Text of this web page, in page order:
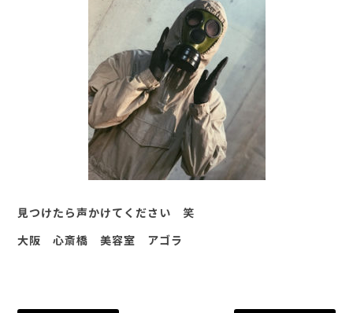
見つけたら声かけてください 笑
大阪 心斎橋 美容室 アゴラ